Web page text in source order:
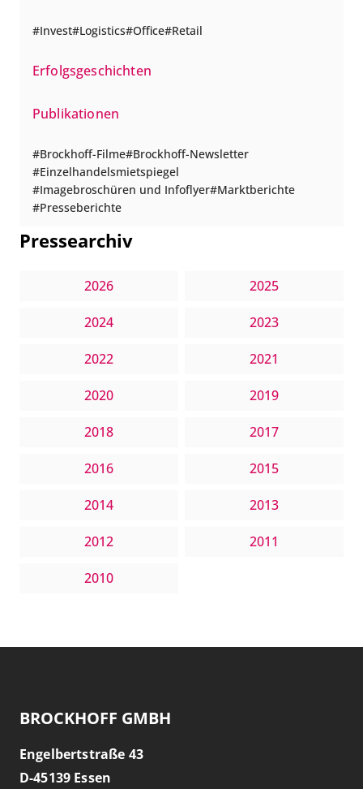
Invest Logistics Office Retail
Erfolgsgeschichten
Publikationen
Brockhoff-Filme Brockhoff-Newsletter
Einzelhandelsmietspiegel
Imagebroschüren und Infoflyer Marktberichte
Presseberichte
Pressearchiv
2026 2025
2024 2023
2022 2021
2020 2019
2018 2017
2016 2015
2014 2013
2012 2011
2010
BROCKHOFF GMBH
Engelbertstraße 43
D-45139 Essen